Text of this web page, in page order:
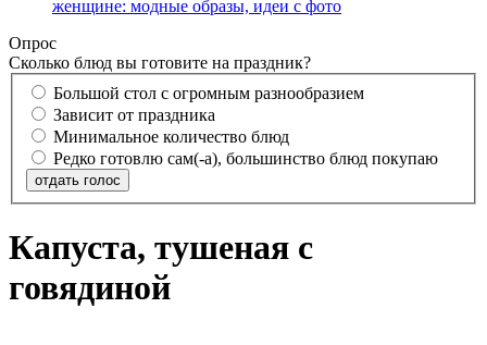
женщине: модные образы, идеи с фото
Опрос
Сколько блюд вы готовите на праздник?
Большой стол с огромным разнообразием
Зависит от праздника
Минимальное количество блюд
Редко готовлю сам(-а), большинство блюд покупаю
отдать голос
Капуста, тушеная с
говядиной